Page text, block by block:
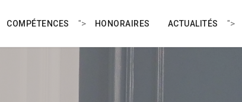
COMPÉTENCES "> HONORAIRES ACTUALITÉS ">